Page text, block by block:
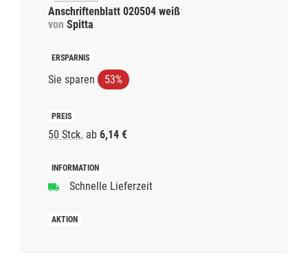
Anschriftenblatt 020504 weiß
von Spitta
Sie sparen 53%
50 Stck. ab 6,14 €
Schnelle Lieferzeit